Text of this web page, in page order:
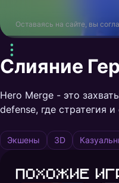
Оставаясь на сайте, вы
Слияние
Hero Merge - это
defense, где стратегия
Экшены 3D
Похожие